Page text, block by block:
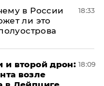
в России
ли это
18:33
и второй дрон:
возле
18:09